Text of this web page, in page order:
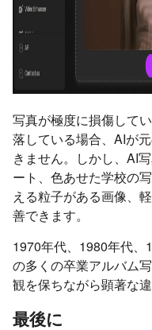
写真が極度に損傷して
落している場合、AIが
きません。しかし、AI
ート、色あせた学校の
える粒子がある画像、
善できます。
1970年代、1980年代
の多くの卒業アルバム
観を保ちながら顕著な
最後に